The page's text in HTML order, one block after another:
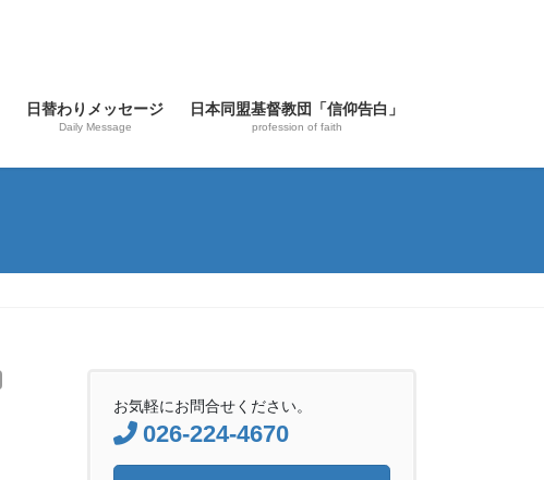
日替わりメッセージ
Daily Message
日本同盟基督教団「信仰告白」
profession of faith
お気軽にお問合せください。
026-224-4670